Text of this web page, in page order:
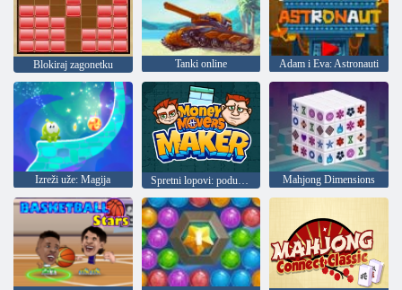
Blokiraj zagonetku Tanki online Adam i Eva: Astronauti
Izreži uže: Magija Spretni lopovi: poduzetnici Mahjong Dimensions